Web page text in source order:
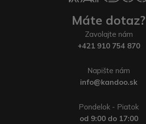
Máte dotaz?
Zavolajte nám
+421 910 754 870
Napište nám
info@kandoo.sk
Pondelok - Piatok
od 9:00 do 17:00